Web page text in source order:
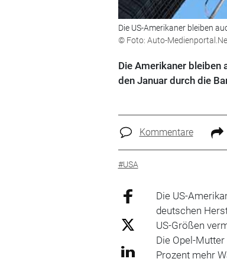
Die US-Amerikaner bleiben
© Foto: Auto-
Die Amerikaner bleiben
den Januar durch die
Kommentare
#USA
Die US-
deutschen
US-Größen
Die Opel-
Prozent mehr